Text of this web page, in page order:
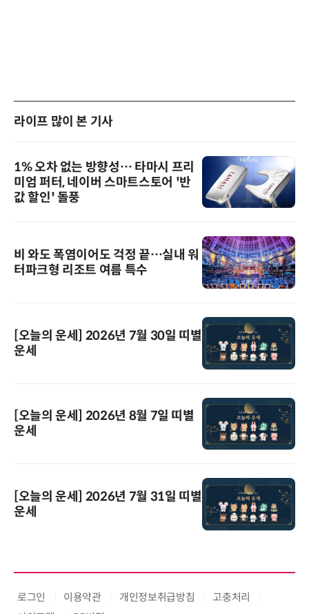
라이프 많이 본 기사
1% 오차 없는 방향성… 타마시 프리
미엄 퍼터, 네이버 스마트스토어 '반
값 할인' 돌풍
비 와도 폭염이어도 걱정 끝…실내 워
터파크형 리조트 여름 특수
[오늘의 운세] 2026년 7월 30일 띠별
운세
[오늘의 운세] 2026년 8월 7일 띠별
운세
[오늘의 운세] 2026년 7월 31일 띠별
운세
로그인 이용약관 개인정보취급방침
고충처리